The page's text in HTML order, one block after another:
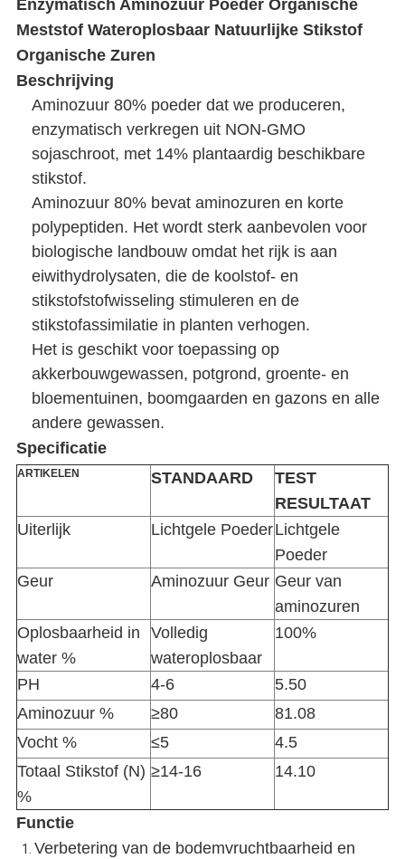
Enzymatisch Aminozuur Poeder Organische
Meststof Wateroplosbaar Natuurlijke Stikstof
Organische Zuren
Beschrijving
Aminozuur 80% poeder dat we produceren,
enzymatisch verkregen uit NON-GMO
sojaschroot, met 14% plantaardig beschikbare
stikstof.
Aminozuur 80% bevat aminozuren en korte
polypeptiden. Het wordt sterk aanbevolen voor
biologische landbouw omdat het rijk is aan
eiwithydrolysaten, die de koolstof- en
stikstofstofwisseling stimuleren en de
stikstofassimilatie in planten verhogen.
Het is geschikt voor toepassing op
akkerbouwgewassen, potgrond, groente- en
bloementuinen, boomgaarden en gazons en alle
andere gewassen.
Specificatie
ARTIKELEN STANDAARD
TEST
RESULTAAT
Uiterlijk
Lichtgele PoederLichtgele
Poeder
Geur
Aminozuur Geur Geur van
aminozuren
Oplosbaarheid in
water %
Volledig
wateroplosbaar
100%
PH 4-6
5.50
Aminozuur %
≥80
81.08
Vocht %
≤5
4.5
Totaal Stikstof (N)
%
≥14-16 14.10
Functie
Verbetering van de bodemvruchtbaarheid en